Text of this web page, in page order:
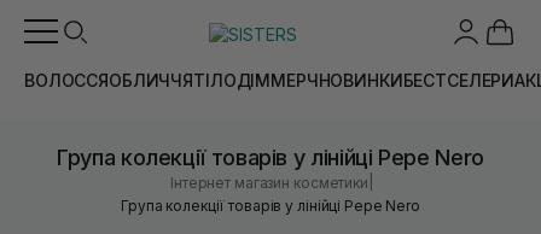
ВОЛОССЯОБЛИЧЧЯТІЛОДІММЕРЧНОВИНКИБЕСТСЕЛЕРИ
Група колекції товарів у лінійці Pepe Nero
Інтернет магазин косметики
Група колекції товарів у лінійці Pepe Nero